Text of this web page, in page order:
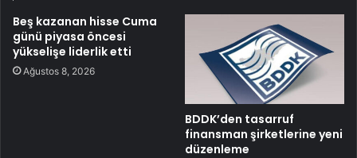
Beş kazanan hisse Cuma
günü piyasa öncesi
yükselişe liderlik etti
Ağustos 8, 2026
BDDK’den tasarruf
finansman şirketlerine yeni
düzenleme